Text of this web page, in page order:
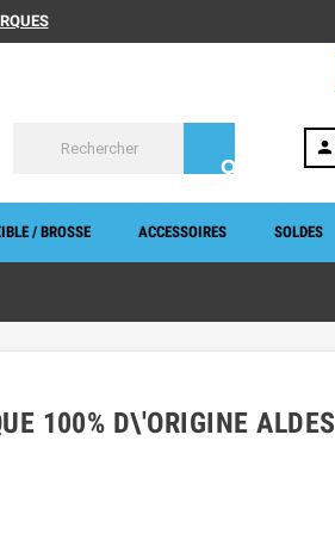
search
person
/ BROSSE ACCESSOIRES SOLDES
100% D\'ORIGINE ALDES